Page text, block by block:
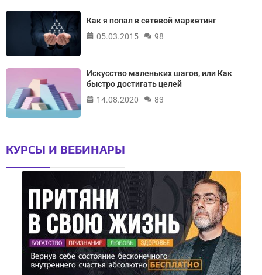
Как я попал в сетевой маркетинг
05.03.2015
98
Искусство маленьких шагов, или Как
быстро достигать целей
14.08.2020
83
КУРСЫ И ВЕБИНАРЫ